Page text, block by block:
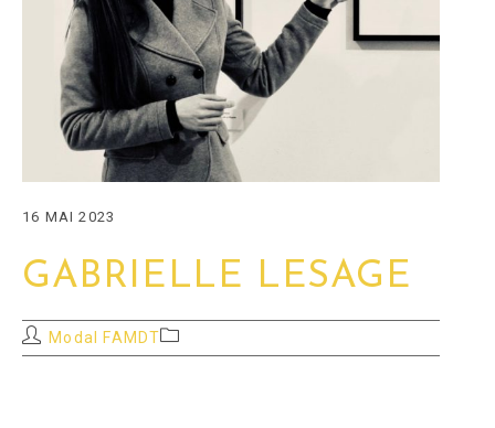
16 MAI 2023
GABRIELLE LESAGE
Auteur/autrice
de
Modal FAMDTPost
category: